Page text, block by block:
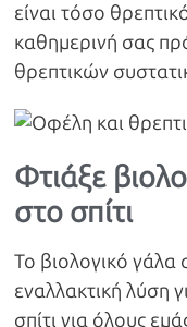
είναι τόσο
καθημερινή σας
θρεπτικών
Φτιάξε
στο σπίτι
Το βιολογικό γάλα
εναλλακτική λύση
σπίτι για όλους